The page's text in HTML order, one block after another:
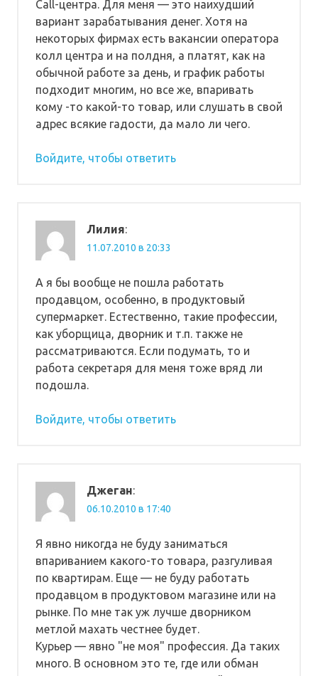
Call-центра. Для меня — это наихудший
вариант зарабатывания денег. Хотя на
некоторых фирмах есть вакансии оператора
колл центра и на полдня, а платят, как на
обычной работе за день, и график работы
подходит многим, но все же, впаривать
кому -то какой-то товар, или слушать в свой
адрес всякие гадости, да мало ли чего.
Войдите, чтобы ответить
Лилия:
11.07.2010 в 20:33
А я бы вообще не пошла работать
продавцом, особенно, в продуктовый
супермаркет. Естественно, такие профессии,
как уборщица, дворник и т.п. также не
рассматриваются. Если подумать, то и
работа секретаря для меня тоже вряд ли
подошла.
Войдите, чтобы ответить
Джеган:
06.10.2010 в 17:40
Я явно никогда не буду заниматься
впариванием какого-то товара, разгуливая
по квартирам. Еще — не буду работать
продавцом в продуктовом магазине или на
рынке. По мне так уж лучше дворником
метлой махать честнее будет.
Курьер — явно "не моя" профессия. Да таких
много. В основном это те, где или обман